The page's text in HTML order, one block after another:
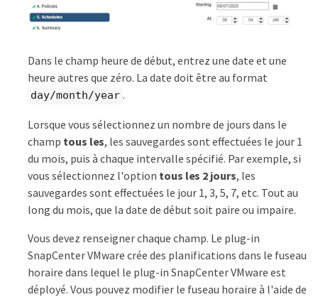
Dans le champ heure de début, entrez une date et une
heure autres que zéro. La date doit être au format
day/month/year .
Lorsque vous sélectionnez un nombre de jours dans le
champ tous les, les sauvegardes sont effectuées le jour 1
du mois, puis à chaque intervalle spécifié. Par exemple, si
vous sélectionnez l'option tous les 2 jours, les
sauvegardes sont effectuées le jour 1, 3, 5, 7, etc. Tout au
long du mois, que la date de début soit paire ou impaire.
Vous devez renseigner chaque champ. Le plug-in
SnapCenter VMware crée des planifications dans le fuseau
horaire dans lequel le plug-in SnapCenter VMware est
déployé. Vous pouvez modifier le fuseau horaire à l'aide de